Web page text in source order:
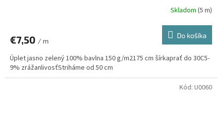
Skladom (5 m)
€7,50 / m
Do košíka
Úplet jasno zelený 100% bavlna 150 g/m2175 cm šírkaprať do 30C5-
9% zrážanlivosťStriháme od 50 cm
Kód: U0060